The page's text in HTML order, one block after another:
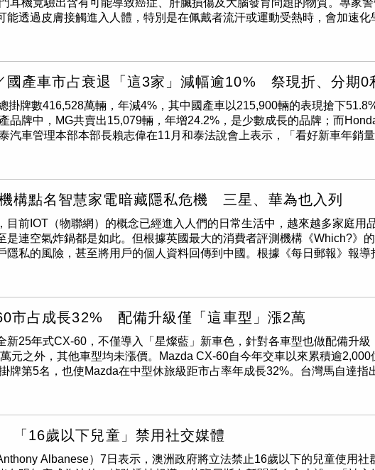
包括車體隔音、輪胎配置以及車室降噪等細節全面改善，使車內安靜程度
，新車標配Honda SENSING智慧安全主動防護系統，包括ACC主動式
撞緩解煞車、RDM道路偏移抑制等功能皆列為標準配備，搭配完整的主
出遊時更添安心。放眼目前競爭激烈的百萬元級中型SUV市場，CR-V此
型，而是在保留原有空間、機能與實用性的基礎上，進一步補強節能、
CR-V的家庭買家而言，Prestige車型幾乎將配備一次到位，而184ps綜效
的行路品質，也讓這款長年熱銷的國民休旅，在電動化時代依舊展現強勁
市場最重要的主力車款。座艙設計以簡潔且易操作為原則，內裝細節的質
看AI怎麼說？Honda CR-V e:HEV和一般油電車有什麼不同？Honda CR-
為什麼不用插電，也能有接近電動車的駕駛感受？
馭。更多產品資訊，歡迎洽詢全國NISSAN展示中心，或參閱NISSAN官
(註5)l 註1：本新聞稿所示之車輛之規格、配備及車色，皆以實車為
為準，各配備之作動可能有其條件限制及安全警告，商品規格說明受限於
必洽詢NISSAN展示中心或參閱NISSAN官網相關說明。l 註2：本新聞稿
助方案係指符合貨物稅條例換購新車退還減徵新車貨物稅5萬元資格者，
純粋版89.9萬元」係指原價99.9萬元扣除5萬元購車金及政府舊換新補助
付5,888元係指分期付款專案，需搭配指定分期專案；2萬元配件金係指消
元之原廠配件。詳細交易條件請洽NISSAN各經銷公司，NISSAN及各
2022 沃德十大最佳引擎與動力系統大獎係出自於：https://
nissan-vc-turbo-returns-time-powerful-3-cyll 註4：ProPILOT 智行
能可能合條件限制，且此為原廠提供參考數值，實際道路行駛時，可能會
慣及車輛維護保養等因素影響，使實際數值產生差異。安全輔助駕駛系
安全駕駛操作，請確實遵守法令規定，仍應注意路況專注駕駛，保持警惕
均為新台幣。大宗批(標)售、租賃車、營業車、政府機關及台灣本島以外
活動辦法與詳情以NISSAN官方網站宣佈資訊為主，NISSAN保留隨時變
權利，若有異動，修改之專案內容及約定條款將公佈於NISSAN官方網站
視鏡等，隨心打造專屬自己的移動尊榮座駕。Apex版本以上可依照需求
座更提供專屬Premium Pl。（圖片提供／ Kia）「Pioneer Technology
，The new Sorento全車系標配符合 SAE Level 2自動駕駛輔助分級的
安全防護。其搭載包含 SCC智慧巡航控制系統（全速域）、LFA車道維
、FCA前方主動防撞輔助系統（含行人、騎士、車輛、路口偵測）等先進
系統、RCCA後方交通防撞主動煞車輔助系統、MCB二次碰撞預煞系統等
以上車型更搭載PCA停車防撞輔助系統、 SVM 3D環景輔助系統與
科技，有效提升停車與行車安全性，打造更從容的駕馭體驗。本月入主全
本周末全台展示中心同步發表Kia總代理台灣森那美起亞為感謝所有喜愛
年低月付8,888元起，再享前瞻智享方案(總價值逾60,000元)專屬禮遇，
可拆式防汙墊，同時再享五年不限里程原廠保固、六年六大系統延長保固
無負擔外，更當車主最安心的後盾。
動與吶喊點燃臺北，將每一份支持轉化為中華隊征戰賽場的最強能量。體
的回饋活動。每場次將發放限量800份的應援拍拍扇、小國旗及紋身貼紙
區。參與活動更有機會抽中長榮航空來回機票及
品牌音響等多項
。體育局表示，誠摯邀請市民朋友走出戶外、穿上應援戰袍，相約臺北
一起為中華隊集氣，向世界展現臺灣棒球的堅韌與團結。
耳機竟驗出含有可能導致癌症、肝臟損傷及大腦發育問題的物質。專家
能透過皮膚接觸進入人體，特別是在佩戴者流汗或運動受熱時，會加速
族群的長期影響更是不容小覷。根據外媒《每日郵報》報導，由捷克環
for All」，從捷克、斯洛伐克、匈牙利、斯洛維尼亞及奧地利的實體市
款入耳式與耳罩式耳機。檢測結果顯示，高達98%的耳機含有雙酚 A（
）。這類物質被統稱為「永久性化學物質」，因其在人體內會模仿雌激
前、男性女性化以及癌症風險增加。令人震驚的是，部分耳機的雙酚濃度
）建議的10mg/kg限量標準。檢測數據指出，連Sennheiser
號，均被偵測到雙酚含量超標。此外，入耳式運動耳機的情況更令人擔憂
檢出濃度超過10mg/kg的雙酚。研究團隊強調，耳機屬於長時間貼合皮
水中，並經由皮膚滲透進入血液循環。儘管單次使用的立即性風險較低
應」，長期累積後對生殖系統、肝腎功能的損害將變得極為嚴重，研究
化石蠟。面對這項調查結果，環保專家與科學家正敦促歐盟立法者應盡
以防製造商改用其他同樣有害的替代品。「ToxFree LIFE for All」專案研
止整類有毒化學物質，才能在推動循環經濟的過程中，確保回收材料不被
目前在研究報告中被點名的品牌，像是Bose、Panasonic、Samsung、
國產車市占衰退「這3家」減幅逾10% 祭現折、分期0
掛牌數416,528萬輛，年減4%，其中國產車以215,900輛的表現搶下
品牌中，MG共賣出15,079輛，年增24.2%，是少數成長的品牌；而
汽車管理本部本部長賴志偉在11月和泰法說會上表示，「看好新車年銷
個月踩油門，紛紛祭出購車優惠，衝刺年底掛牌數。本刊記者也整理各
在國產車廠部分，裕隆集團旗下裕日車所代理的Nissan前11月累積銷售
車推出購車優惠，入主Nissan旗下X-Trail、Kicks及Sentra現折6.6萬元，
元起；值得注意的是，旗艦房車Altima至12月底前更祭出119.9萬元的價格
元，搶攻年底換車熱潮。 同時，裕日代理的Infiniti QX50全車系在12月可
，並提供最高100萬24期0利率；QX60、QX55也分別提供150萬36期0
50萬低頭款。 裕隆集團旗下中華車Mitsubishi前11月累積銷量14,317輛
12月購買Outlander、Eclipse Cross、Colt Plus、Grand Lancer、Zinger
SoundLink Max可攜式音箱；於11月上市的J Space在12月入主且完
斗防護板組、廂車則可升級尾門照地/警示燈組。 同樣為裕隆集團旗下納
「5萬自由配」，可選擇配件、保險或優惠分期，且指定車型再享充電點
前排名車市品牌第4名，但與去年同期
此，台灣本田也持續延長馭光特仕版的販售，除了免費能搭載馭光黑化套
是還有折價優惠，CR-V最多現折8萬元；HR-V最高現折5萬元；Fit最多
。 台灣本田也推出優惠方案，其中進口車款Civic折價高達10萬元。（圖
各大新聞版面的三陽工業旗下南陽實業所代理的Hyundai表現不俗，前11
1%，不過在年底優惠的催化下，整年銷售表現有望突破去年再創高峰。
元，限量優惠只要77.9萬元，並贈送原廠電子後視鏡、藍鑽隔熱紙，及5
Tucson也依車型不同，擁有1至3萬元不等的現金折價，汽油版更升級電
統（含錄影功能）、前雷達、無線車門警示燈組、抬頭顯示器等。現代旗
大街小巷。（圖／Hyundai提供）值得注意的是，去年福特六和以21,493
前11月累積銷售前10名卻未見Ford的蹤影，因此福特六和也加強優惠力
構點名智慧家電暗藏隱私危機 三星、華為也入列
目前IOT（物聯網）的概念已經進入人們的日常生活中，越來越多家庭用
是連空氣炸鍋都是如此。但根據英國最大的消費者評測機構《Which?》
隱私的風險，甚至將用戶的個人資料回傳到中國。根據《每日郵報》報導
》的專家針對許多廠商的產品進行了隱私評級，其中主要是從用戶意願、
刪除等六個方面進行評判。而專家在其中發現目前幾款流行的空氣炸鍋不
據傳送到中國的伺服器。其中以Aigostar、Xiaomi Mi Smart和Cosori
它們不僅知道用戶的精確位置，還希望獲得錄音的權限。小米（Xiaomi）
for Business的廣告網絡）和騰訊（Tencent）的追蹤器，Aigostar則要求
日郵報》曾為此詢問小米，小米的一位發言人表示，小米的空氣炸鍋並不
進行直接操作。《CTWANT》也訪問一名消息人士，該名人士表示，小米
因此根本不需要取得錄音權限。有傳聞指稱該款空氣炸鍋一開始設計時，
士推估應該是內部開發空氣炸鍋時使用到相關權限，但是到量產時因為
本身沒有特別移除錄音權限。而隱私洩漏問題並非只出現在空氣炸鍋上
型手錶，分別是華為（Huawei）的Ultimate、Kuzil和WeurGhy的智慧型
多達9項「高風險」權限，其中包括精確位置、錄音、訪問已儲存的文件
表示，這些權限是為了讓智慧型手錶發揮完整功能才需要的，而且在設置
面，海信（Hisense）的40A4KTUK和三星的EU43CU7100KXXU在設置
市占成長32% 配備升級僅「這車型」漲2萬
新25年式CX-60，不僅導入「星燦藍」新車色，針對各車型也做配備升級
元之外，其他車型均未漲價。Mazda CX-60自今年交車以來累積逾2,000
牌第5名，也使Mazda在中型休旅級距市占率年成長32%。台灣馬自達指
型進行升級，入門車型CX-60 25S Elite標配升級Hands-free感應式電動尾
車型升級附12具揚聲器
®環繞音響系統，售價維持129.9萬元。
60 33T，可免費升級支援大型前擋投影式全彩HUD速限提醒輔助及車
星導航系統。（圖／台灣馬自達提供）主力車型CX-60 25S AWD
向盤、駕駛面部辨識個人化系統及駕駛面部偵測攝影機，全新年式售價
內裝部分，升級四向可調電動方向盤；同時，新增級距內唯一配置的駕
「16歲以下兒童」禁用社交媒體
Albanese）7日表示，澳洲政府將立法禁止16歲以下的兒童使用社